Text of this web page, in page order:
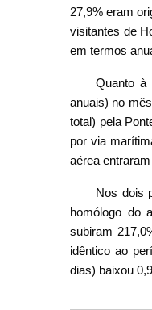
27,9% eram
visitantes de
em termos
Quanto à
anuais) no
total) pela
por via
aérea
Nos dois
homólogo do
subiram
idêntico ao
dias) baixou